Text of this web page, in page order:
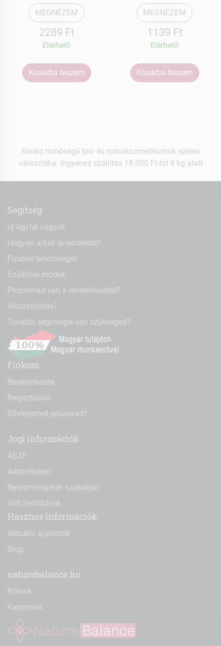
MEGNÉZEM
2289 Ft
Elérhetõ
Kosárba teszem
MEGNÉZEM
1139 Ft
Elérhetõ
Kosárba teszem
Kiváló minőségű bio- és natúrkozmetikumok széles
választéka. Ingyenes szállítás 18.000 Ft-tól 8 kg alatt
Segítség
Új ügyfél vagyok
Hogyan adjak le rendelést?
Fizetési lehetőségek
Szállítási módok
Problémád van a rendeléseddel?
Visszaküldés?
További segítségre van szükséged?
Fiókom
Bejelentkezés
Regisztráció
Elfelejtetted jelszavad?
Jogi információk
ÁSZF
Adatvételem
Nyereményjáték szabályai
Süti beállítások
Hasznos információk
Aktuális ajánlatok
Blog
naturebalance.hu
Rólunk
Kapcsolat